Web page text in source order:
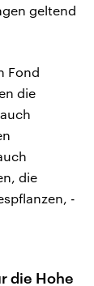
geltend
Fond
die
die
-
die Hohe